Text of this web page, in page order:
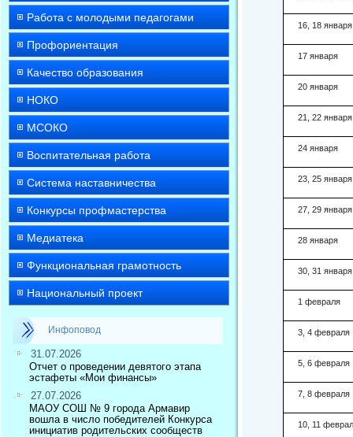
Работа с молодыми педагогами
Профориентация
Качество образования
НОКО
МСОКО
Воспитательная работа
Система наставничества
Конкурсы профмастерства
Медиатека
Функциональная грамотность
Национальный проект
Инфоповод
31.07.2026
Отчет о проведении девятого этапа
эстафеты «Мои финансы»
27.07.2026
МАОУ СОШ № 9 города Армавир
вошла в число победителей Конкурса
инициатив родительских сообществ
16, 18 января
17 января
20 января
21, 22 января
24 января
23, 25 января
27, 29 января
28 января
30, 31 января
1 февраля
3, 4 февраля
5, 6 февраля
7, 8 февраля
10, 11